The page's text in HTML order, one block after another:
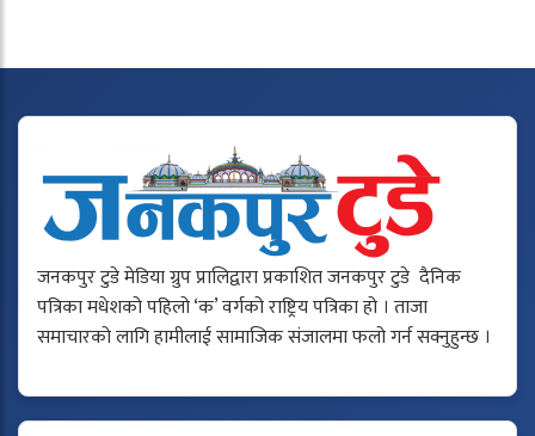
जनकपुर टुडे मेडिया ग्रुप प्रालिद्वारा प्रकाशित जनकपुर टुडे दैनिक
पत्रिका मधेशको पहिलो ‘क’ वर्गको राष्ट्रिय पत्रिका हो । ताजा
समाचारको लागि हामीलाई सामाजिक संजालमा फलो गर्न सक्नुहुन्छ ।